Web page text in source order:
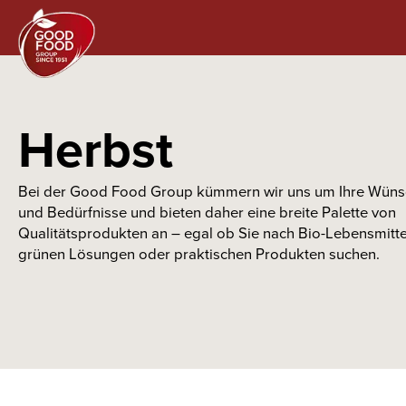
Herbst
Bei der Good Food Group kümmern wir uns um Ihre
und Bedürfnisse und bieten daher eine breite Palette von
Qualitätsprodukten an – egal ob Sie nach Bio-
grünen Lösungen oder praktischen Produkten suchen.